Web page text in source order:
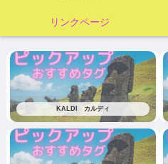
リンクページ
KALDI カルディ